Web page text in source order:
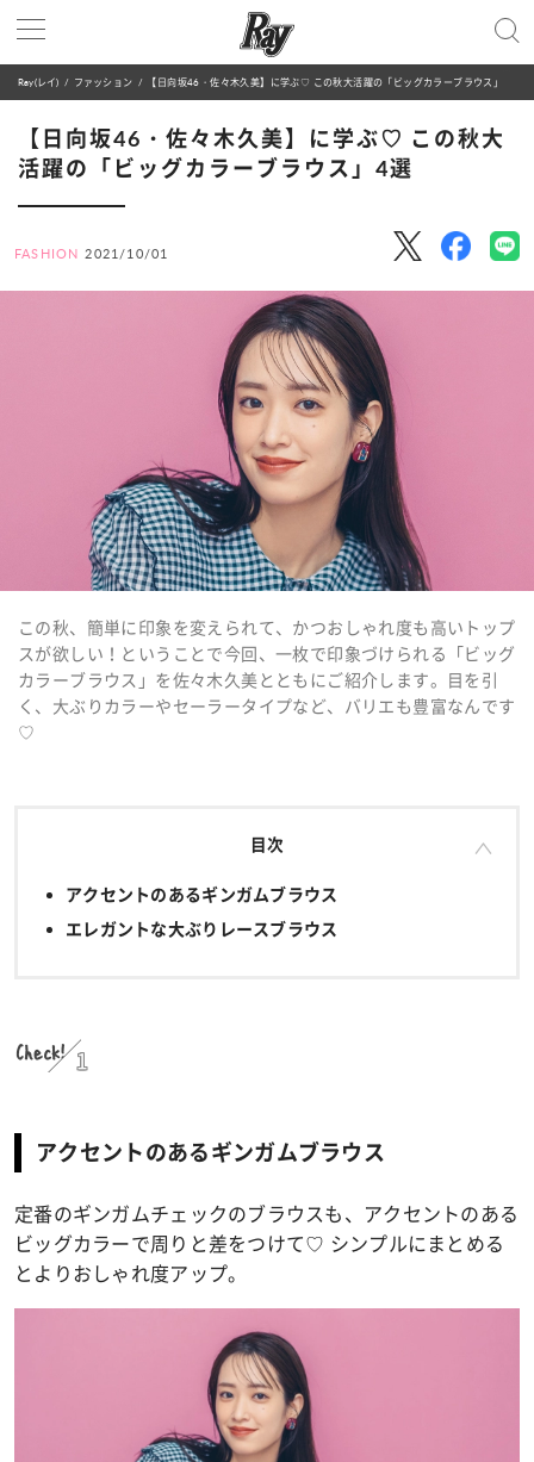
Ray(レイ) ファッション 【日向坂46・佐々木久美】に学ぶ♡ この秋大活躍の「ビッグカラーブラウス」4選
【日向坂46・佐々木久美】に学ぶ♡ この秋大
活躍の「ビッグカラーブラウス」4選
FASHION 2021/10/01
この秋、簡単に印象を変えられて、かつおしゃれ度も高いトップ
スが欲しい！ということで今回、一枚で印象づけられる「ビッグ
カラーブラウス」を佐々木久美とともにご紹介します。目を引
く、大ぶりカラーやセーラータイプなど、バリエも豊富なんです
♡
目次
アクセントのあるギンガムブラウス
エレガントな大ぶりレースブラウス
Check! 1
アクセントのあるギンガムブラウス
定番のギンガムチェックのブラウスも、アクセントのある
ビッグカラーで周りと差をつけて♡ シンプルにまとめる
とよりおしゃれ度アップ。